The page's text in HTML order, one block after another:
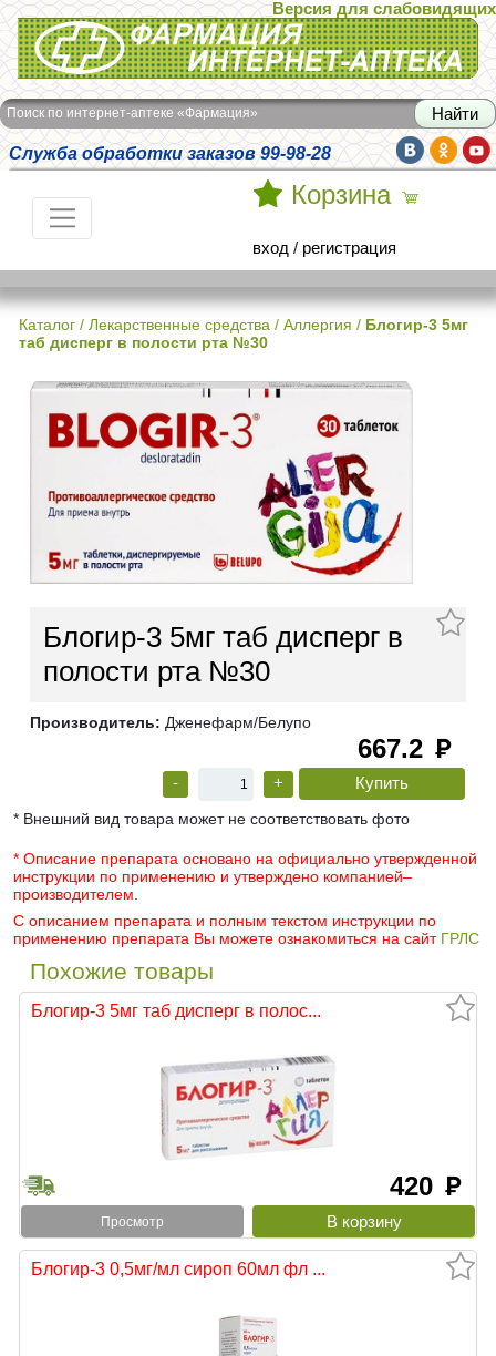
Интернет-аптека Фармация
Версия для слабовидящих
Поиск по интернет-аптеке «Фармация»
Служба обработки заказов 99-98-28
Корзина
вход / регистрация
Каталог / Лекарственные средства / Аллергия / Блогир-3 5мг
таб дисперг в полости рта №30
Блогир-3 5мг таб дисперг в
полости рта №30
Производитель: Дженефарм/Белупо
667.2 руб
- +
* Внешний вид товара может не соответствовать фото
* Описание препарата основано на официально утвержденной
инструкции по применению и утверждено компанией–
производителем.
С описанием препарата и полным текстом инструкции по
применению препарата Вы можете ознакомиться на сайт ГРЛС
Похожие товары
Блогир-3 5мг таб дисперг в полос...
420 руб
Просмотр
Блогир-3 0,5мг/мл сироп 60мл фл ...